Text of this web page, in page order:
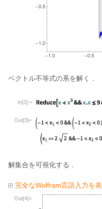
ベクトル不等式の系を解く．
In[3]:=
Out[3]=
解集合を可視化する．
完全なWolfram言語入力を
Out[4]=